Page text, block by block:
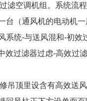
滤空调机组。系统流
台（通风机的电动机
系统-与送风混和-初效
效过滤器过虑-高效过
吊顶里设含有高效送